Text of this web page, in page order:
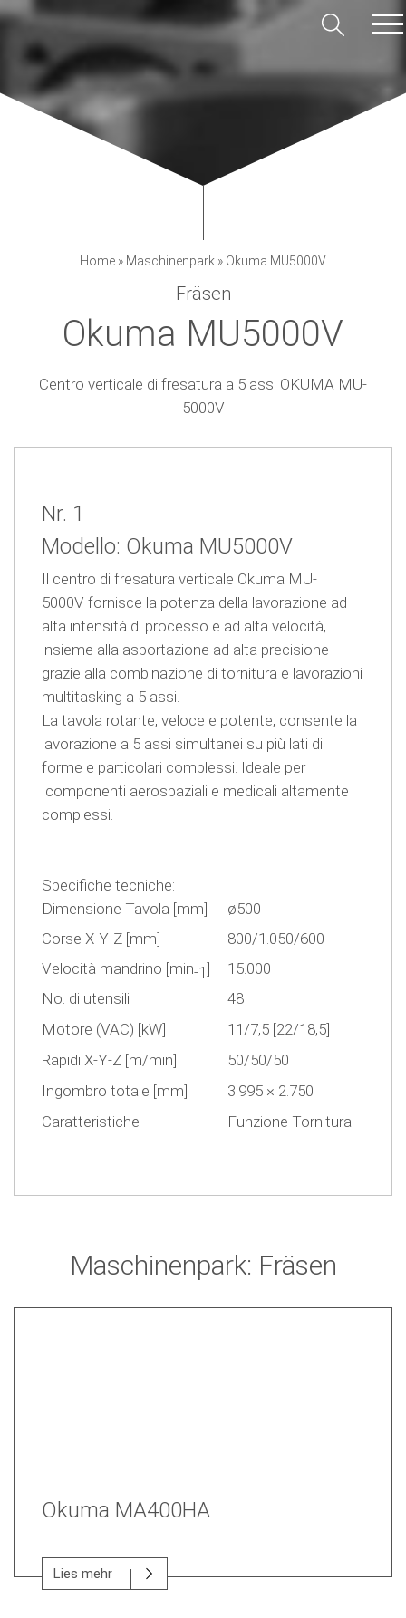
Home » Maschinenpark » Okuma MU5000V
Fräsen
Okuma MU5000V
Centro verticale di fresatura a 5 assi OKUMA MU-
5000V
Nr. 1
Modello: Okuma MU5000V
Il centro di fresatura verticale Okuma MU-
5000V fornisce la potenza della lavorazione ad
alta intensità di processo e ad alta velocità,
insieme alla asportazione ad alta precisione
grazie alla combinazione di tornitura e lavorazioni
multitasking a 5 assi.
La tavola rotante, veloce e potente, consente la
lavorazione a 5 assi simultanei su più lati di
forme e particolari complessi. Ideale per
componenti aerospaziali e medicali altamente
complessi.
Specifiche tecniche:
Dimensione Tavola [mm]
ø500
Corse X-Y-Z [mm]
800/1.050/600
Velocità mandrino [min-1]
15.000
No. di utensili
48
Motore (VAC) [kW]
11/7,5 [22/18,5]
Rapidi X-Y-Z [m/min]
50/50/50
Ingombro totale [mm]
3.995 × 2.750
Caratteristiche
Funzione Tornitura
Maschinenpark: Fräsen
Okuma MA400HA
Lies mehr